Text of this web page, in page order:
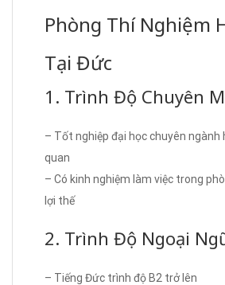
Phòng Thí Nghiệm
Tại Đức
1. Trình Độ Chuyên
– Tốt nghiệp đại học chuyên ngành
quan
– Có kinh nghiệm làm việc trong
lợi thế
2. Trình Độ Ngoại
– Tiếng Đức trình độ B2 trở lên